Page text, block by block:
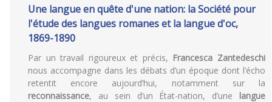
Une langue en quête d'une nation: la Société pour
l'étude des langues romanes et la langue d'oc,
1869-1890
Par un travail rigoureux et précis, Francesca Zantedeschi
nous accompagne dans les débats d’un époque dont l’écho
retentit encore aujourd’hui, notamment sur la
reconnaissance, au sein d’un État-nation, d’une langue